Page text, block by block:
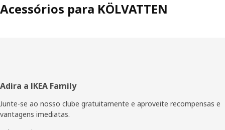
Acessórios para KÖLVATTEN
Rodapé
Adira a IKEA Family
Junte-se ao nosso clube gratuitamente e aproveite recompensas e
vantagens imediatas.